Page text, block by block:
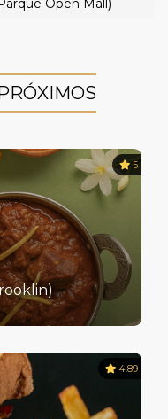
Open Mall)
5
4.89